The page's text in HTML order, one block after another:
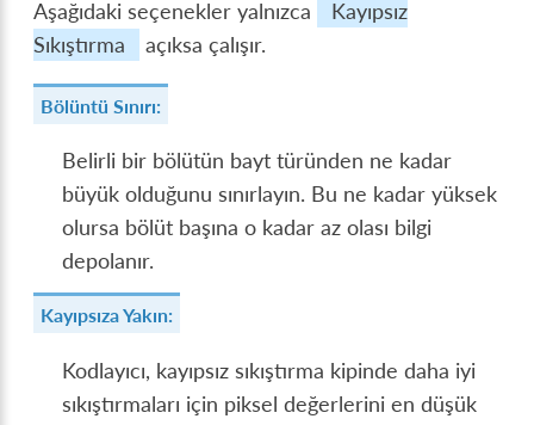
Aşağıdaki seçenekler yalnızca
Kayıpsız
Sıkıştırma
açıksa çalışır.
Bölüntü Sınırı:
Belirli bir bölütün bayt türünden ne kadar
büyük olduğunu sınırlayın. Bu ne kadar yüksek
olursa bölüt başına o kadar az olası bilgi
depolanır.
Kayıpsıza Yakın:
Kodlayıcı, kayıpsız sıkıştırma kipinde daha iyi
sıkıştırmaları için piksel değerlerini en düşük